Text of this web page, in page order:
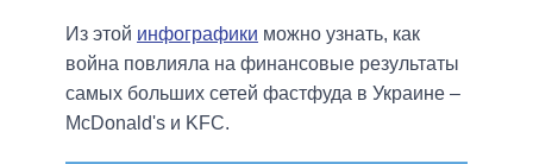
Из этой инфографики можно узнать, как
война повлияла на финансовые результаты
самых больших сетей фастфуда в Украине –
McDonald's и KFC.